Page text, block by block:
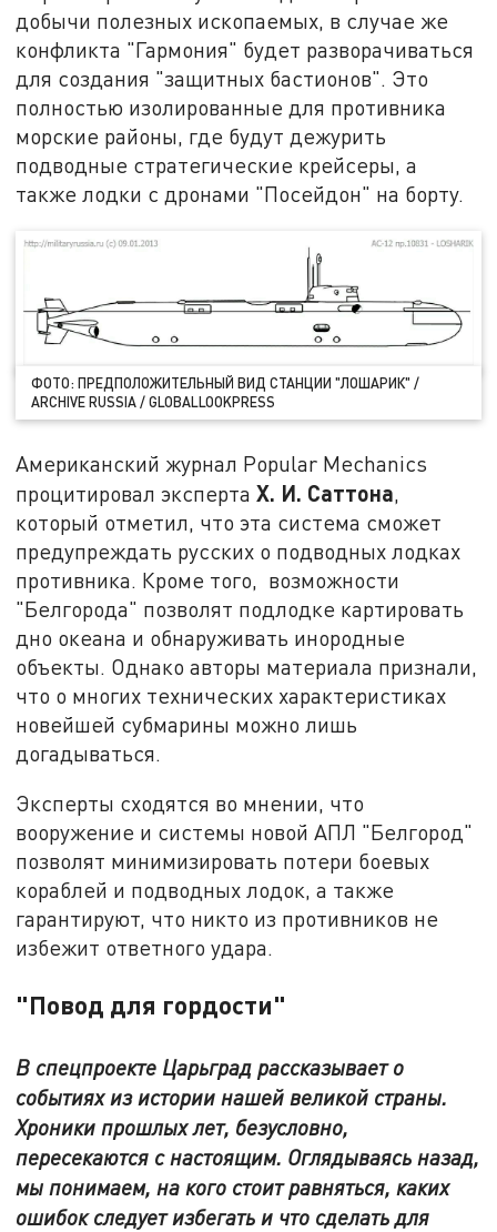
добычи полезных ископаемых, в случае же
конфликта "Гармония" будет разворачиваться
для создания "защитных бастионов". Это
полностью изолированные для противника
морские районы, где будут дежурить
подводные стратегические крейсеры, а
также лодки с дронами "Посейдон" на борту.
ФОТО: ПРЕДПОЛОЖИТЕЛЬНЫЙ ВИД СТАНЦИИ "ЛОШАРИК" /
ARCHIVE RUSSIA / GLOBALLOOKPRESS
Американский журнал Popular Mechanics
процитировал экспертаХ. И. Саттона,
который отметил, что эта система сможет
предупреждать русских о подводных лодках
противника. Кроме того, возможности
"Белгорода" позволят подлодке картировать
дно океана и обнаруживать инородные
объекты. Однако авторы материала признали,
что о многих технических характеристиках
новейшей субмарины можно лишь
догадываться.
Эксперты сходятся во мнении, что
вооружение и системы новой АПЛ "Белгород"
позволят минимизировать потери боевых
кораблей и подводных лодок, а также
гарантируют, что никто из противников не
избежит ответного удара.
"Повод для гордости"
В спецпроекте Царьград рассказывает о
событиях из истории нашей великой страны.
Хроники прошлых лет, безусловно,
пересекаются с настоящим. Оглядываясь назад,
мы понимаем, на кого стоит равняться, каких
ошибок следует избегать и что сделать для